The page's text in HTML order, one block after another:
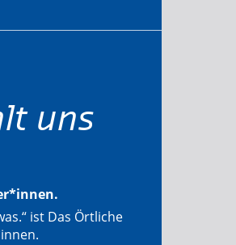
uns
ist Das Örtliche